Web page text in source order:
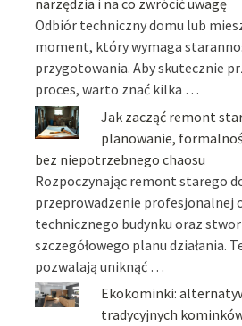
narzędzia i na co zwrócić uwagę
Odbiór techniczny domu lub
moment, który wymaga
przygotowania. Aby skutecznie
proces, warto znać kilka …
Jak zacząć remont
planowanie,
bez niepotrzebnego chaosu
Rozpoczynając remont starego
przeprowadzenie profesjonalnej
technicznego budynku oraz
szczegółowego planu działania.
pozwalają uniknąć …
Ekokominki:
tradycyjnych